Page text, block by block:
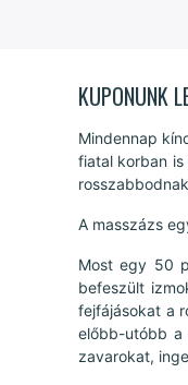
KUPONUNK
Mindennap
fiatal korban
A masszázs
Most egy 50
befeszült
fejfájásokat a
előbb-utóbb a
zavarokat,